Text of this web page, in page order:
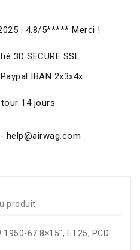
: 4.8/5***** Merci !
3D SECURE SSL
IBAN 2x3x4x
14 jours
help@airwag.com
produit
67 8×15″, ET25, PCD